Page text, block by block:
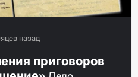
приговоров